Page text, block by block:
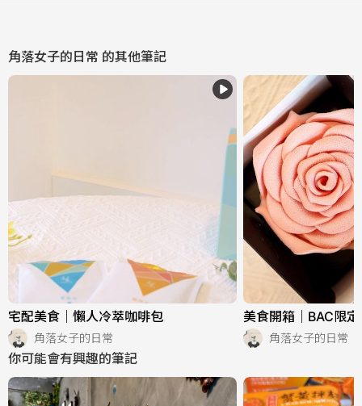
角落女子的日常 的其他筆記
宅配美食｜懶人冷萃咖啡包
角落女子的日常
美食開箱｜BAC限
角落女子的日常
你可能會有興趣的筆記